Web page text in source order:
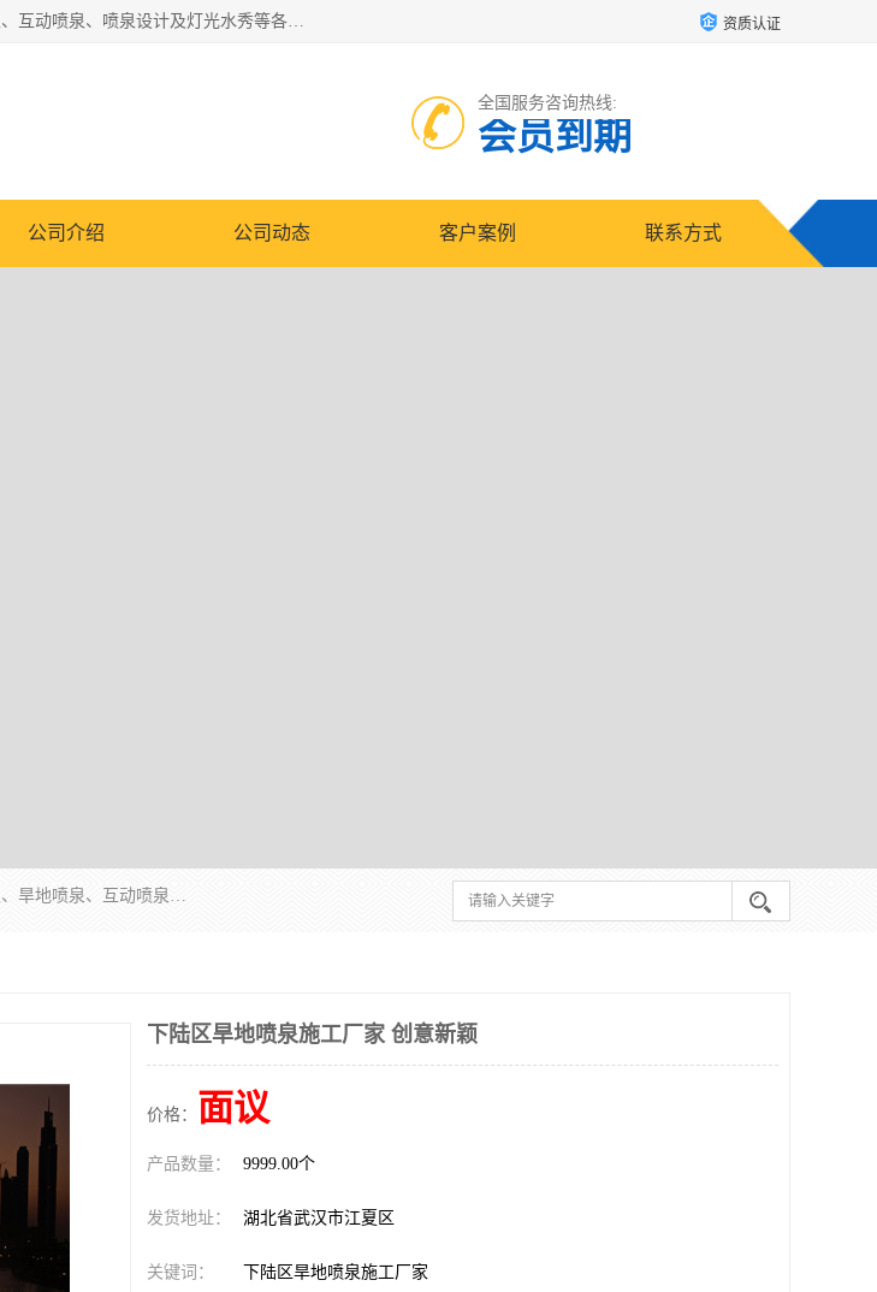
湖北奇通瑞科技有限公司（penquan.cn.b2b168.com）业务范围涵盖：音乐喷泉、旱地喷泉、互动喷泉、喷泉设计及灯光水秀等各类水景工程，广泛应用于公园、城市广场、商业综合体、旅游景区、住宅社区等领域。 资质认证
全国服务咨询热线:
会员到期
公司介绍 公司动态 客户案例 联系方式
湖北奇通瑞科技有限公司（penquan.cn.b2b168.com）业务范围涵盖：音乐喷泉、旱地喷泉、互动喷泉、喷泉设计及灯光水秀等各类水景工程，广泛应用于公园、城市广场、商业综合体、旅游景区、住宅社区等领域。
下陆区旱地喷泉施工厂家 创意新颖
价格： 面议
产品数量： 9999.00个
发货地址： 湖北省武汉市江夏区
关键词： 下陆区旱地喷泉施工厂家